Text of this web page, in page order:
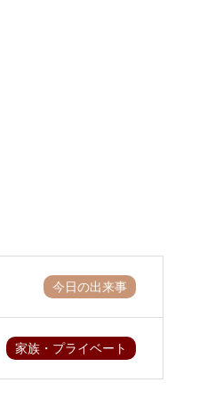
今日の出来事
家族・プライベート